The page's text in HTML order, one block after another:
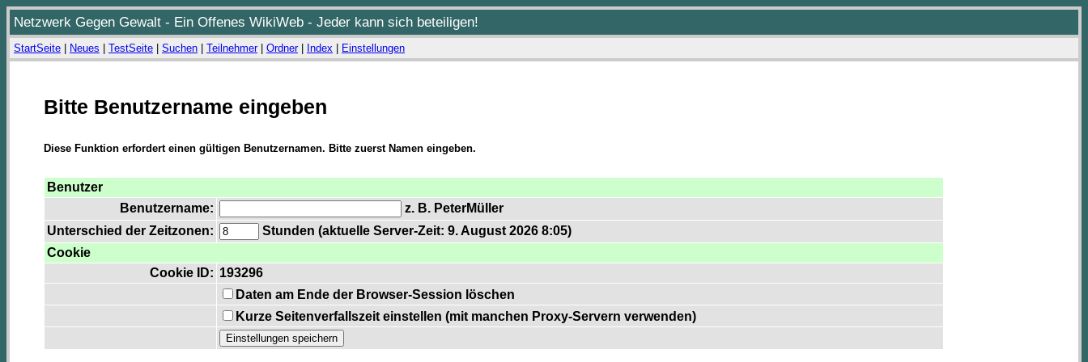
Netzwerk Gegen Gewalt - Ein Offenes WikiWeb - Jeder kann sich beteiligen!
StartSeite Neues TestSeite Suchen Teilnehmer| Ordner| Index Einstellungen
Bitte Benutzername eingeben
Diese Funktion erfordert einen gültigen Benutzernamen. Bitte zuerst Namen eingeben.
Benutzer
Benutzername:
z. B. PeterMüller
Unterschied der Zeitzonen:
Stunden (aktuelle Server-Zeit: 9. August 2026 8:05)
Cookie
Cookie ID: 193296
Daten am Ende der Browser-Session löschen
Kurze Seitenverfallszeit einstellen (mit manchen Proxy-Servern verwenden)